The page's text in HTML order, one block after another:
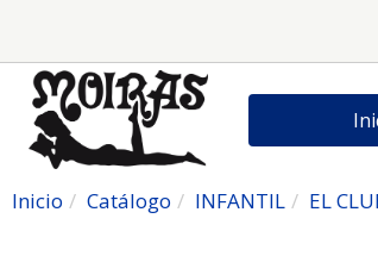
Inicio Catálogo INFANTIL EL